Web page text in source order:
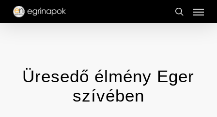
Skip
search
Menu
Üresedő élmény Eger
szívében